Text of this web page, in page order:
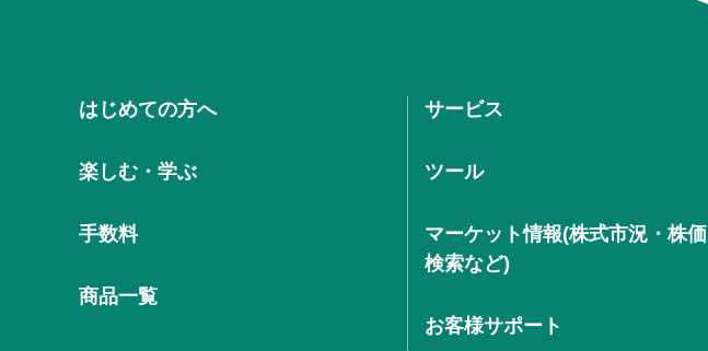
はじめての方へ
楽しむ・学ぶ
手数料
商品一覧
サービス
ツール
マーケット情報(株式市況・株価
検索など)
お客様サポート